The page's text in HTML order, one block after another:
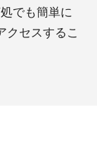
でも簡単に
クセスするこ